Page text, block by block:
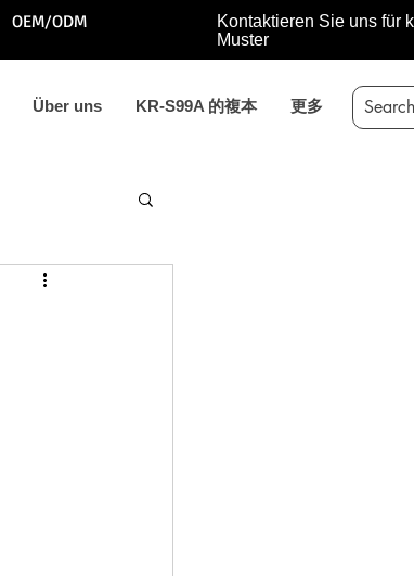
OEM/ODM
Kontaktieren Sie uns für
Muster
Über uns KR-S99A 的複本 更多